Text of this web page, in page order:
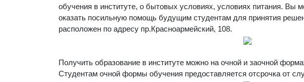
обучения в институте, о бытовых условиях, условиях питания. Вы
оказать посильную помощь будущим студентам для принятия
расположен по адресу пр.Красноармейский, 108.
Получить образование в институте можно на очной и заочной
Студентам очной формы обучения предоставляется отсрочка от